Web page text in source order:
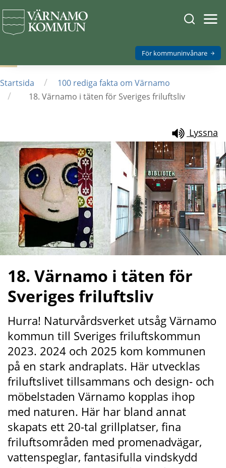
Sök
på
För kommuninvånare
Startsida / 100 rediga fakta om Värnamo
/ 18. Värnamo i täten för Sveriges friluftsliv
Lyssna
18. Värnamo i täten för
Sveriges friluftsliv
Hurra! Naturvårdsverket utsåg Värnamo
kommun till Sveriges friluftskommun
2023. 2024 och 2025 kom kommunen
på en stark andraplats. Här utvecklas
friluftslivet tillsammans och design- och
möbelstaden Värnamo kopplas ihop
med naturen. Här har bland annat
skapats ett 20-tal grillplatser, fina
friluftsområden med promenadvägar,
vattenspeglar, fantasifulla vindskydd